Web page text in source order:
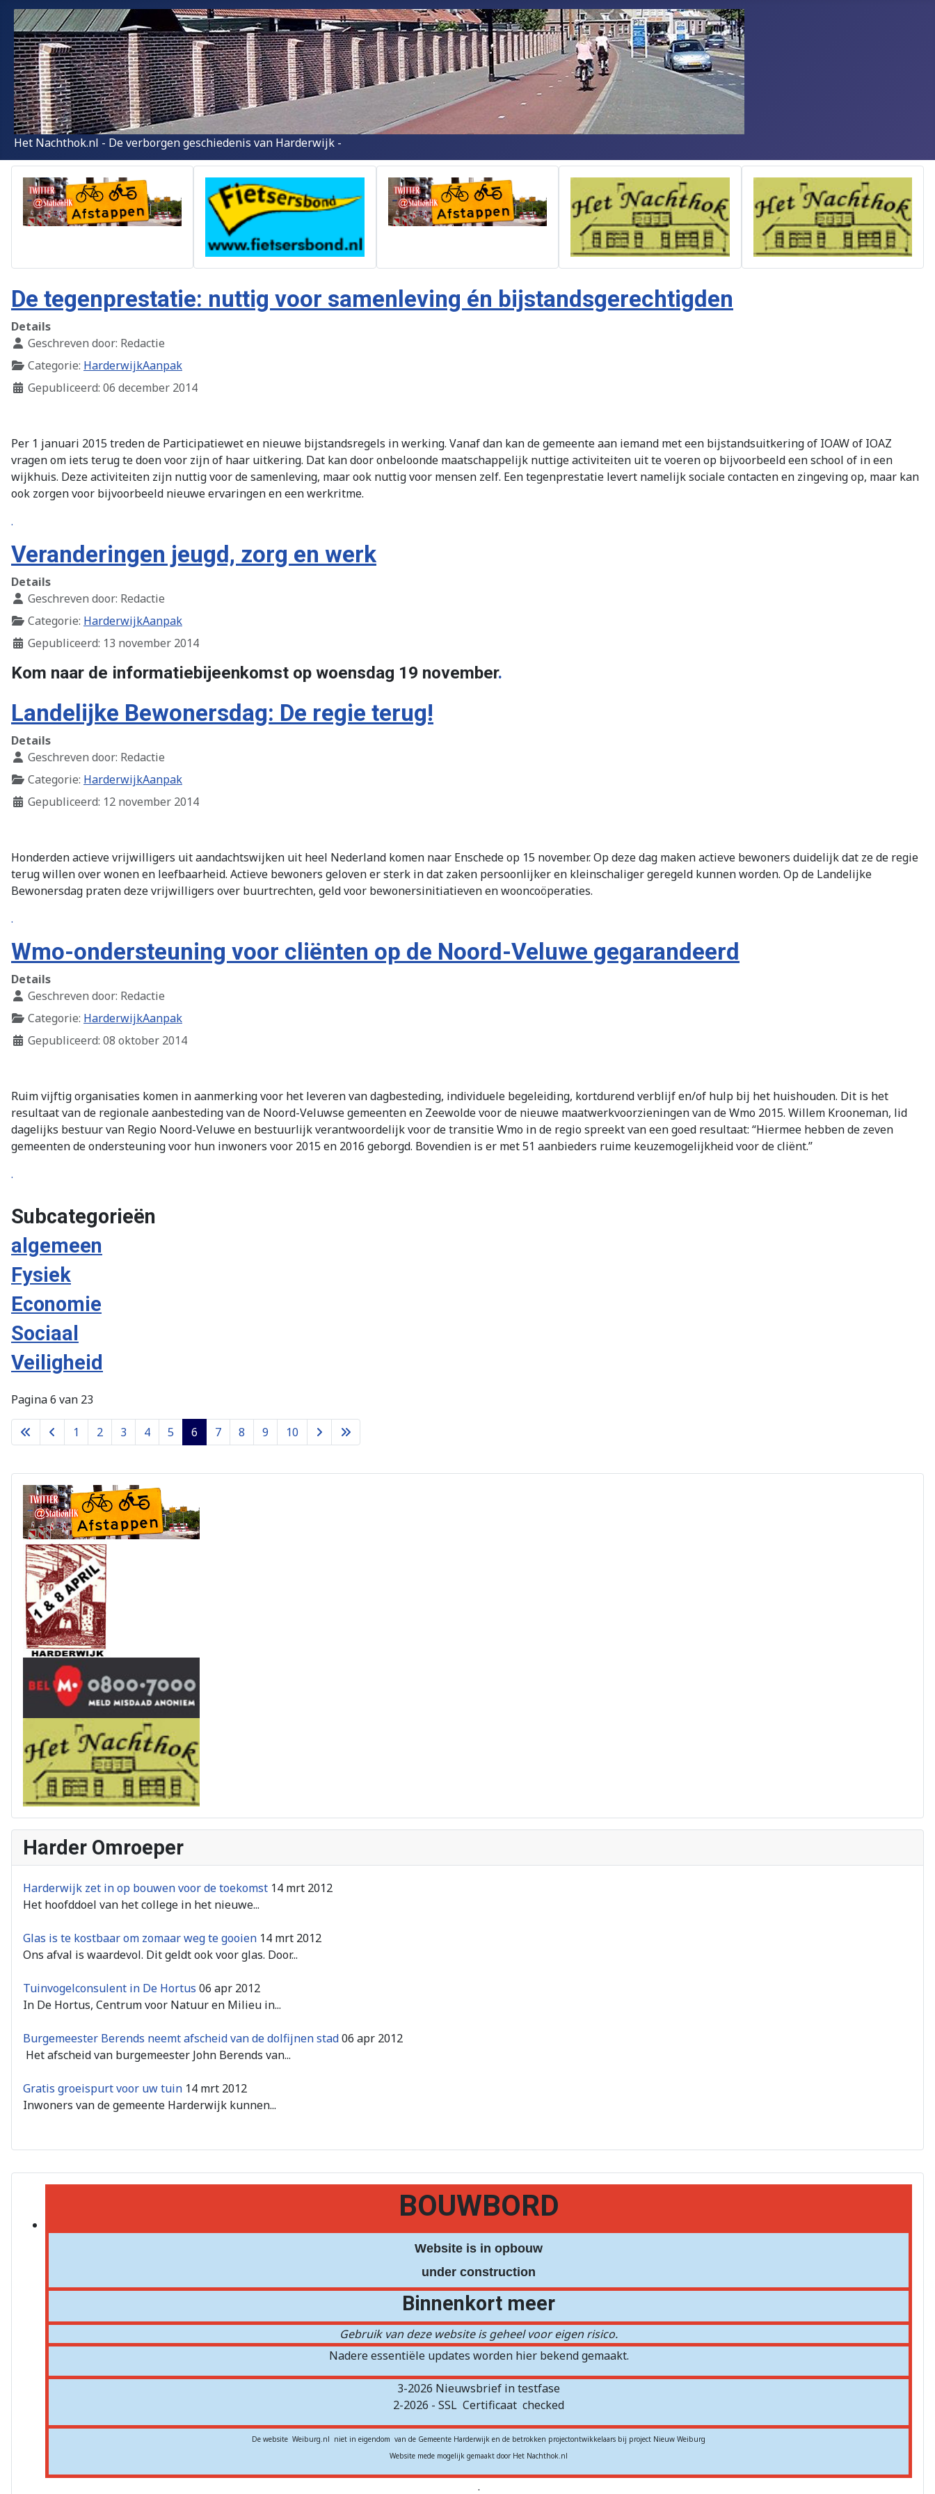
Het Nachthok.nl - De verborgen geschiedenis van Harderwijk -
BOUWBORD
Website is in opbouw
under construction
Binnenkort meer
Gebruik van deze website is geheel voor eigen risico.
Nadere essentiële updates worden hier bekend gemaakt.
3-2026 Nieuwsbrief in testfase
2-2026 - SSL Certificaat checked
De website Weiburg.nl niet in eigendom van de Gemeente Harderwijk en de betrokken projectontwikkelaars bij project Nieuw Weiburg
Website mede mogelijk gemaakt door Het Nachthok.nl
.
De tegenprestatie: nuttig voor samenleving én bijstandsgerechtigden
Details
Geschreven door: Redactie
Categorie: HarderwijkAanpak
Gepubliceerd: 06 december 2014
Per 1 januari 2015 treden de Participatiewet en nieuwe bijstandsregels in werking. Vanaf dan kan de gemeente aan iemand met een bijstandsuitkering of IOAW of IOAZ
vragen om iets terug te doen voor zijn of haar uitkering. Dat kan door onbeloonde maatschappelijk nuttige activiteiten uit te voeren op bijvoorbeeld een school of in een
wijkhuis. Deze activiteiten zijn nuttig voor de samenleving, maar ook nuttig voor mensen zelf. Een tegenprestatie levert namelijk sociale contacten en zingeving op, maar kan
ook zorgen voor bijvoorbeeld nieuwe ervaringen en een werkritme.
.
Veranderingen jeugd, zorg en werk
Details
Geschreven door: Redactie
Categorie: HarderwijkAanpak
Gepubliceerd: 13 november 2014
Kom naar de informatiebijeenkomst op woensdag 19 november.
Landelijke Bewonersdag: De regie terug!
Details
Geschreven door: Redactie
Categorie: HarderwijkAanpak
Gepubliceerd: 12 november 2014
Honderden actieve vrijwilligers uit aandachtswijken uit heel Nederland komen naar Enschede op 15 november. Op deze dag maken actieve bewoners duidelijk dat ze de regie
terug willen over wonen en leefbaarheid. Actieve bewoners geloven er sterk in dat zaken persoonlijker en kleinschaliger geregeld kunnen worden. Op de Landelijke
Bewonersdag praten deze vrijwilligers over buurtrechten, geld voor bewonersinitiatieven en wooncoöperaties.
.
Wmo-ondersteuning voor cliënten op de Noord-Veluwe gegarandeerd
Details
Geschreven door: Redactie
Categorie: HarderwijkAanpak
Gepubliceerd: 08 oktober 2014
Ruim vijftig organisaties komen in aanmerking voor het leveren van dagbesteding, individuele begeleiding, kortdurend verblijf en/of hulp bij het huishouden. Dit is het
resultaat van de regionale aanbesteding van de Noord-Veluwse gemeenten en Zeewolde voor de nieuwe maatwerkvoorzieningen van de Wmo 2015. Willem Krooneman, lid
dagelijks bestuur van Regio Noord-Veluwe en bestuurlijk verantwoordelijk voor de transitie Wmo in de regio spreekt van een goed resultaat: “Hiermee hebben de zeven
gemeenten de ondersteuning voor hun inwoners voor 2015 en 2016 geborgd. Bovendien is er met 51 aanbieders ruime keuzemogelijkheid voor de cliënt.”
.
Subcategorieën
algemeen
Fysiek
Economie
Sociaal
Veiligheid
Pagina 6 van 23
1 2 3 4 5 6 7 8 9 10
Harder Omroeper
Harderwijk zet in op bouwen voor de toekomst 14 mrt 2012
Het hoofddoel van het college in het nieuwe...
Glas is te kostbaar om zomaar weg te gooien 14 mrt 2012
Ons afval is waardevol. Dit geldt ook voor glas. Door...
Tuinvogelconsulent in De Hortus 06 apr 2012
In De Hortus, Centrum voor Natuur en Milieu in...
Burgemeester Berends neemt afscheid van de dolfijnen stad06 apr 2012
Het afscheid van burgemeester John Berends van...
Gratis groeispurt voor uw tuin 14 mrt 2012
Inwoners van de gemeente Harderwijk kunnen...